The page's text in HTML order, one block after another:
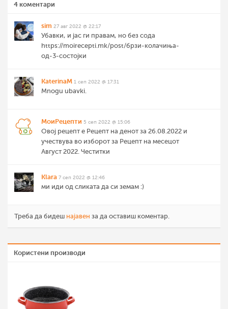
4 коментари
sim 27 авг 2022 @ 22:17
Убавки, и јас ги правам, но без сода
https://moirecepti.mk/post/брзи-колачиња-
од-3-состојки
KaterinaM 1 сеп 2022 @ 17:31
Mnogu ubavki.
МоиРецепти 5 сеп 2022 @ 15:06
Овој рецепт е Рецепт на денот за 26.08.2022 и
учествува во изборот за Рецепт на месецот
Август 2022. Честитки
Klara 7 сеп 2022 @ 12:46
ми иди од сликата да си земам :)
Треба да бидеш најавен за да оставиш коментар.
Користени производи